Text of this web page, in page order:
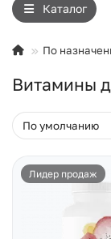
Каталог
По
Витамины
Лидер продаж